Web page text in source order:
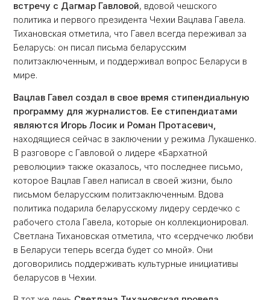
встречу с Дагмар Гавловой, вдовой чешского
политика и первого президента Чехии Вацлава Гавела.
Тихановская отметила, что Гавел всегда переживал за
Беларусь: он писал письма беларусским
политзаключенным, и поддерживал вопрос Беларуси в
мире.
Вацлав Гавел создал в свое время стипендиальную
программу для журналистов. Ее стипендиатами
являются Игорь Лосик и Роман Протасевич,
находящиеся сейчас в заключении у режима Лукашенко.
В разговоре с Гавловой о лидере «Бархатной
революции» также оказалось, что последнее письмо,
которое Вацлав Гавел написал в своей жизни, было
письмом беларусским политзаключенным. Вдова
политика подарила беларусскому лидеру сердечко с
рабочего стола Гавела, которые он коллекционировал.
Светлана Тихановская отметила, что «сердчечко любви
в Беларуси теперь всегда будет со мной». Они
договорились поддерживать культурные инициативы
беларусов в Чехии.